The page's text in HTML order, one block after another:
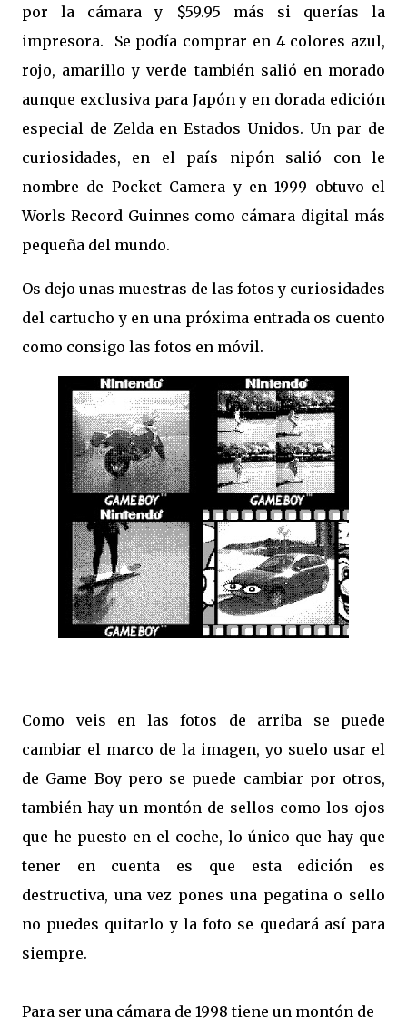
por la cámara y $59.95 más si querías la
impresora. Se podía comprar en 4 colores azul,
rojo, amarillo y verde también salió en morado
aunque exclusiva para Japón y en dorada edición
especial de Zelda en Estados Unidos. Un par de
curiosidades, en el país nipón salió con le
nombre de Pocket Camera y en 1999 obtuvo el
Worls Record Guinnes como cámara digital más
pequeña del mundo.
Os dejo unas muestras de las fotos y curiosidades
del cartucho y en una próxima entrada os cuento
como consigo las fotos en móvil.
Como veis en las fotos de arriba se puede
cambiar el marco de la imagen, yo suelo usar el
de Game Boy pero se puede cambiar por otros,
también hay un montón de sellos como los ojos
que he puesto en el coche, lo único que hay que
tener en cuenta es que esta edición es
destructiva, una vez pones una pegatina o sello
no puedes quitarlo y la foto se quedará así para
siempre.
Para ser una cámara de 1998 tiene un montón de